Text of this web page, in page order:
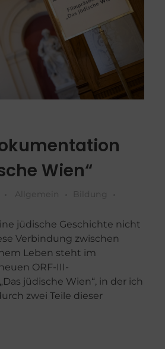
Wien“
Allgemein
Bildung
jüdische Geschichte nicht
Verbindung zwischen
Leben steht im
ORF-III-
jüdische Wien“, in der ich
zwei Teile dieser